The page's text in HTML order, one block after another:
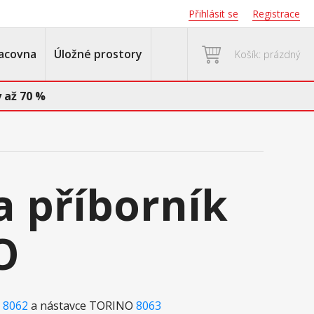
Přihlásit se Registrace
Úložné prostory Košík: prázdný
70 %
příborník
8062 a nástavce TORINO 8063